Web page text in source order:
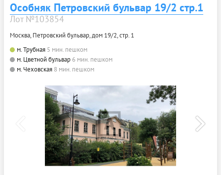
Особняк Петровский бульвар 19/2 стр.1
Лот №103854
Москва, Петровский бульвар, дом 19/2, стр. 1
м. Трубная 5 мин. пешком
м. Цветной бульвар 6 мин. пешком
м. Чеховская 8 мин. пешком